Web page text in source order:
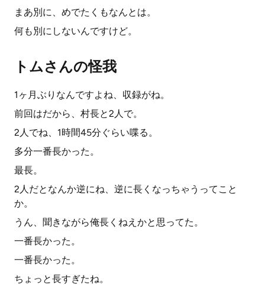
まあ別に、めでたくもなんとは。
何も別にしないんですけど。
トムさんの怪我
1ヶ月ぶりなんですよね、収録がね。
前回はだから、村長と2人で。
2人でね、1時間45分ぐらい喋る。
多分一番長かった。
最長。
2人だとなんか逆にね、逆に長くなっちゃうってこと
か。
うん、聞きながら俺長くねえかと思ってた。
一番長かった。
一番長かった。
ちょっと長すぎたね。